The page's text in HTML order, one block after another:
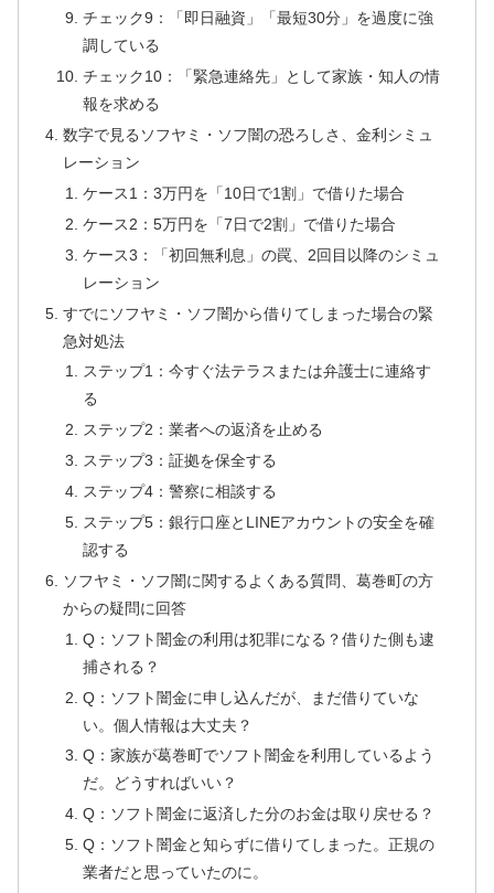
チェック9：「即日融資」「最短30分」を過度に強
調している
チェック10：「緊急連絡先」として家族・知人の情
報を求める
数字で見るソフヤミ・ソフ闇の恐ろしさ、金利シミュ
レーション
ケース1：3万円を「10日で1割」で借りた場合
ケース2：5万円を「7日で2割」で借りた場合
ケース3：「初回無利息」の罠、2回目以降のシミュ
レーション
すでにソフヤミ・ソフ闇から借りてしまった場合の緊
急対処法
ステップ1：今すぐ法テラスまたは弁護士に連絡す
る
ステップ2：業者への返済を止める
ステップ3：証拠を保全する
ステップ4：警察に相談する
ステップ5：銀行口座とLINEアカウントの安全を確
認する
ソフヤミ・ソフ闇に関するよくある質問、葛巻町の方
からの疑問に回答
Q：ソフト闇金の利用は犯罪になる？借りた側も逮
捕される？
Q：ソフト闇金に申し込んだが、まだ借りていな
い。個人情報は大丈夫？
Q：家族が葛巻町でソフト闇金を利用しているよう
だ。どうすればいい？
Q：ソフト闇金に返済した分のお金は取り戻せる？
Q：ソフト闇金と知らずに借りてしまった。正規の
業者だと思っていたのに。